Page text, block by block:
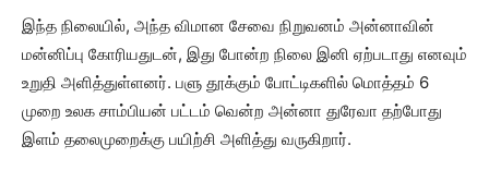
இந்த நிலையில், அந்த விமான சேவை நிறுவனம் அன்னாவின்
மன்னிப்பு கோரியதுடன், இது போன்ற நிலை இனி ஏற்படாது எனவும்
உறுதி அளித்துள்ளனர். பளு தூக்கும் போட்டிகளில் மொத்தம் 6
முறை உலக சாம்பியன் பட்டம் வென்ற அன்னா துரேவா தற்போது
இளம் தலைமுறைக்கு பயிற்சி அளித்து வருகிறார்.